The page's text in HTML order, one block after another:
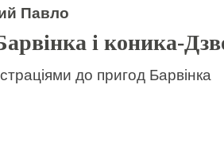
Павло
і коника-
до пригод Барвінка